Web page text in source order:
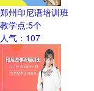
郑州印尼语培训班
教学点:5个
人气： 107